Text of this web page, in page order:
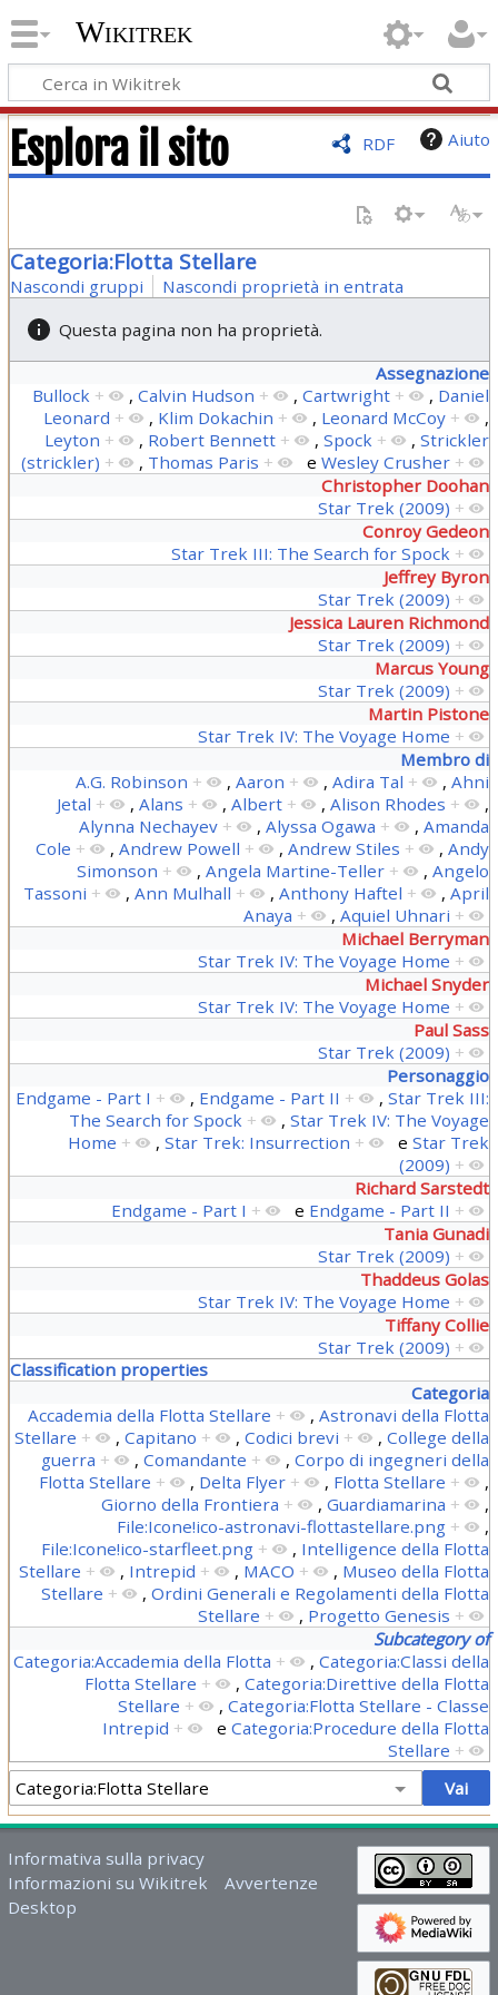
Wikitrek
RDF Aiuto
Esplora il sito
Categoria:Flotta Stellare
Nascondi gruppi
Nascondi proprietà in entrata
Questa pagina non ha proprietà.
Assegnazione
Bullock + ,Calvin Hudson + ,Cartwright + , Daniel
Leonard + , Klim Dokachin + , Leonard McCoy +
,
Leyton + , Robert Bennett + ,Spock + ,Strickler
(strickler) + , Thomas Paris + eWesley Crusher +
Christopher Doohan
Star Trek (2009) +
Conroy Gedeon
Star Trek III: The Search for Spock +
Jeffrey Byron
Star Trek (2009) +
Jessica Lauren Richmond
Star Trek (2009) +
Marcus Young
Star Trek (2009) +
Martin Pistone
Star Trek IV: The Voyage Home +
Membro di
A.G. Robinson + ,Aaron + ,Adira Tal + ,Ahni
Jetal + ,Alans + ,Albert + ,Alison Rhodes +
,
Alynna Nechayev + ,Alyssa Ogawa + ,Amanda
Cole + ,Andrew Powell + ,Andrew Stiles + ,Andy
Simonson + ,Angela Martine-Teller + ,Angelo
Tassoni + ,Ann Mulhall + ,Anthony Haftel + ,April
Anaya + ,Aquiel Uhnari +
Michael Berryman
Star Trek IV: The Voyage Home +
Michael Snyder
Star Trek IV: The Voyage Home +
Paul Sass
Star Trek (2009) +
Personaggio
Endgame - Part I + , Endgame - Part II + ,Star Trek III:
The Search for Spock + ,Star Trek IV: The Voyage
Home + ,Star Trek: Insurrection + eStar Trek
(2009) +
Richard Sarstedt
Endgame - Part I + e Endgame - Part II +
Tania Gunadi
Star Trek (2009) +
Thaddeus Golas
Star Trek IV: The Voyage Home +
Tiffany Collie
Star Trek (2009) +
Classification properties
Categoria
Accademia della Flotta Stellare + ,Astronavi della Flotta
Stellare + ,Capitano + ,Codici brevi + ,College della
guerra + ,Comandante + ,Corpo di ingegneri della
Flotta Stellare + , Delta Flyer + , Flotta Stellare +
,
Giorno della Frontiera + ,Guardiamarina +
,
File:Icone!ico-astronavi-flottastellare.png +
,
File:Icone!ico-starfleet.png + , Intelligence della Flotta
Stellare + , Intrepid + , MACO + , Museo della Flotta
Stellare + ,Ordini Generali e Regolamenti della Flotta
Stellare + , Progetto Genesis +
Subcategory of
Categoria:Accademia della Flotta + ,Categoria:Classi della
Flotta Stellare + ,Categoria:Direttive della Flotta
Stellare + ,Categoria:Flotta Stellare - Classe
Intrepid + eCategoria:Procedure della Flotta
Stellare +
Informativa sulla privacy
Informazioni su Wikitrek
Avvertenze
Desktop